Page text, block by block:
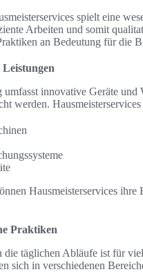
spielt eine
Arbeiten und somit
an Bedeutung für die
innovative Geräte
werden.
Hausmeisterservices
Praktiken
täglichen Abläufe ist für
sich in verschiedenen